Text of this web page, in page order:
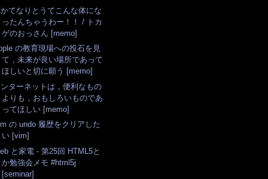
てなりとうてこんな体にな
ったんちゃうわー！！ / トカ
ゲのおっさん [memo]
の教育現場への投石を見
て，未来が良い場所であって
ほしいと切に願う [memo]
ターネットは，便利なもの
よりも，おもしろいものであ
ってほしい [memo]
の undo 履歴をクリアした
い [vim]
と家電 - 第25回 HTML5と
か勉強会メモ #html5j
[seminar]